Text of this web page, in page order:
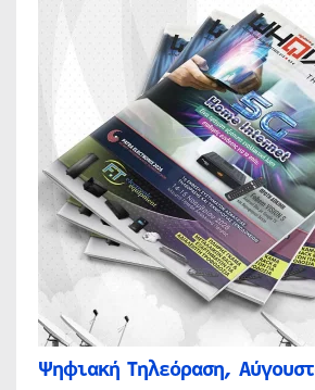
Ψηφιακή Τηλεόραση,